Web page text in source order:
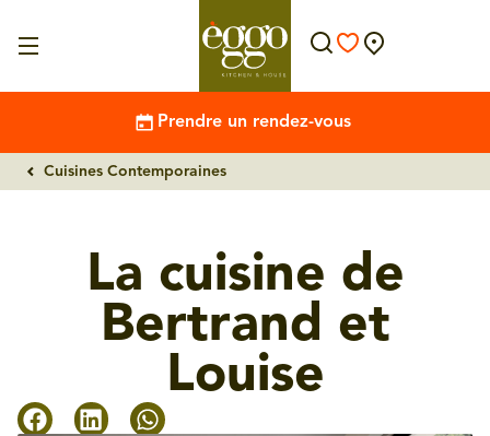
Prendre un rendez-vous
Cuisines Contemporaines
La cuisine de
Bertrand et
Louise